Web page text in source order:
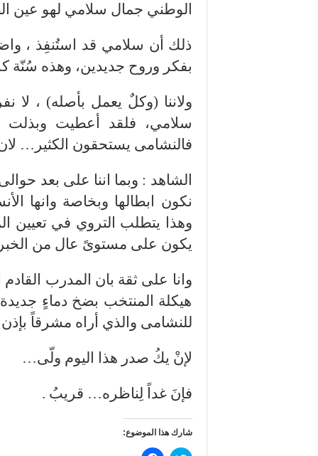
الوطني جمال سلامي لهو عين
ذلك أن سلامي قد استُنفِذ ،
بفكر وروح جديدين، وهذه سُنّة
ولاننا (وكلٌ يعمل بأصله) ، لا
سلامي، فلقد أعطيت وبذلت
فالنشامى يستحقون الكثير… لان
الشاهد : وبما اننا على بعد
نكون ابطالها وبخاصة وانها
وهذا يتطلب التروي في تعيين
يكون على مستوىً عال من
وانا على ثقة بان المدرب
هيكلة المنتخب بضخ دماءٍ
للنشامى والذي أراه مشرقاً بإذن
لإنْ يكُ صدر هذا اليوم ولّى…
فإنَ غداً لِناظره… قريبُ .
شارك هذا الموضوع: